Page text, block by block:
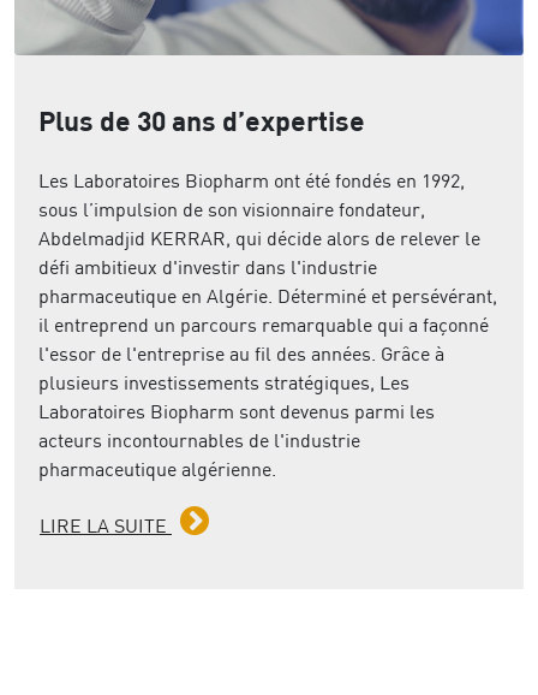
Plus de 30 ans d’expertise
Les Laboratoires Biopharm ont été fondés en 1992,
sous l’impulsion de son visionnaire fondateur,
Abdelmadjid KERRAR, qui décide alors de relever le
défi ambitieux d'investir dans l'industrie
pharmaceutique en Algérie. Déterminé et persévérant,
il entreprend un parcours remarquable qui a façonné
l'essor de l'entreprise au fil des années. Grâce à
plusieurs investissements stratégiques, Les
Laboratoires Biopharm sont devenus parmi les
acteurs incontournables de l'industrie
pharmaceutique algérienne.
LIRE LA SUITE